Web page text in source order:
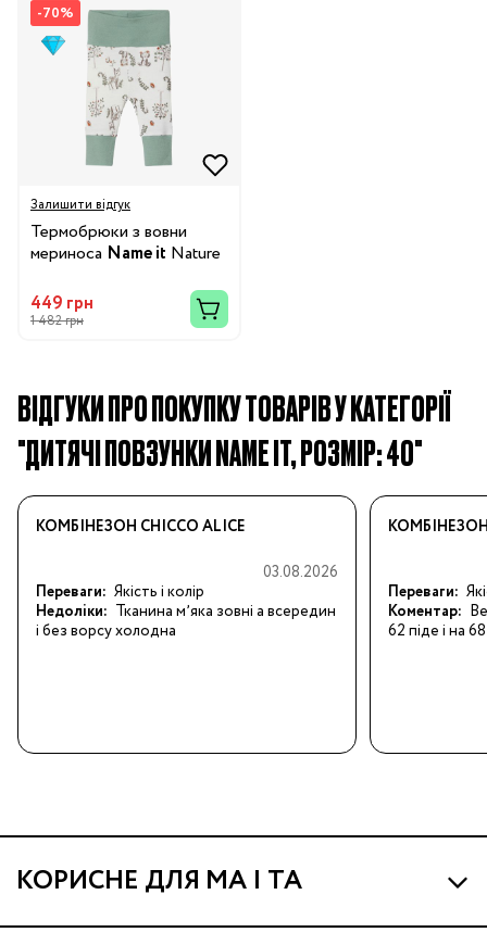
-70%
Залишити відгук
Термобрюки з вовни
мериноса Name it Nature
449 грн
1 482 грн
ВІДГУКИ ПРО ПОКУПКУ ТОВАРІВ У КАТЕГОРІЇ
"ДИТЯЧІ ПОВЗУНКИ NAME IT, РОЗМІР: 40"
КОМБІНЕЗОН CHICCO ALICE
03.08.2026
Переваги: Якість і колір
Недоліки: Тканина мʼяка зовні а всередин
і без ворсу холодна
КОМБІНЕЗОН
Переваги:
Коментар:
62 піде і на 68
КОРИСНЕ ДЛЯ МА І ТА
Про МА та Маминих Асистентів